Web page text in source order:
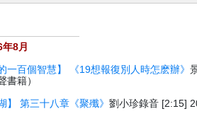
8月
一百個智慧】 《19想報復別人時怎麽辦》
書籍）
】 第三十八章《聚殲》劉小珍錄音 [2:15]